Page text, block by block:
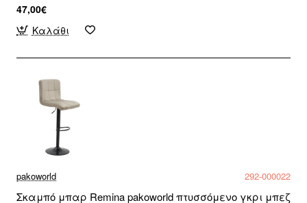
47,00€
Καλάθι
pakoworld 292-000022
Σκαμπό μπαρ Remina pakoworld πτυσσόμενο γκρι μπεζ